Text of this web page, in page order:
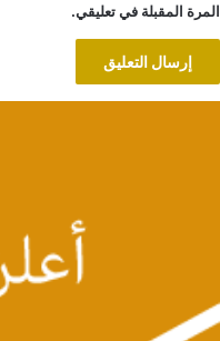
المرة المقبلة في تعليقي.